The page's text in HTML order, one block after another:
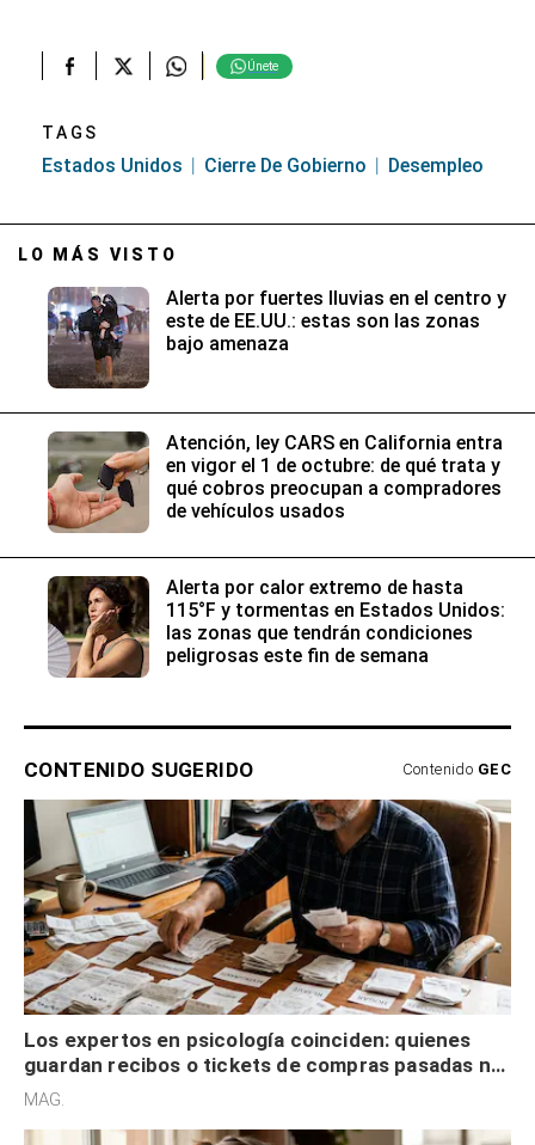
Únete
TAGS
Estados Unidos Cierre De Gobierno Desempleo
LO MÁS VISTO
Alerta por fuertes lluvias en el centro y
este de EE.UU.: estas son las zonas
bajo amenaza
Atención, ley CARS en California entra
en vigor el 1 de octubre: de qué trata y
qué cobros preocupan a compradores
de vehículos usados
Alerta por calor extremo de hasta
115°F y tormentas en Estados Unidos:
las zonas que tendrán condiciones
peligrosas este fin de semana
CONTENIDO SUGERIDO Contenido GEC
Los expertos en psicología coinciden: quienes
guardan recibos o tickets de compras pasadas no
son acumuladores, sino que tienen necesidad de
MAG.